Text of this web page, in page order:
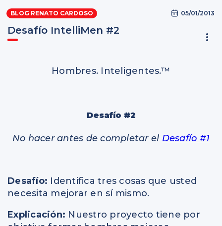
BLOG RENATO CARDOSO
05/01/2013
Desafío IntelliMen #2
Hombres. Inteligentes.™
Desafío #2
No hacer antes de completar el Desafío #1
Desafío: Identifica tres cosas que usted
necesita mejorar en sí mismo.
Explicación: Nuestro proyecto tiene por